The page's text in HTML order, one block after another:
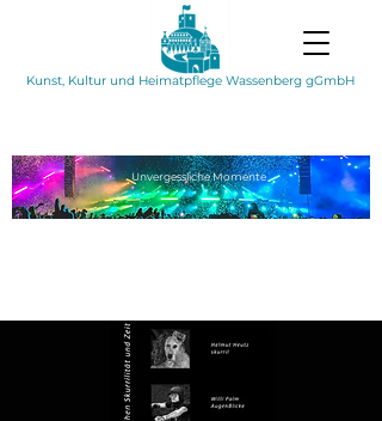
Kunst, Kultur und Heimatpflege Wassenberg gGmbH
UnvergesslicheMomente